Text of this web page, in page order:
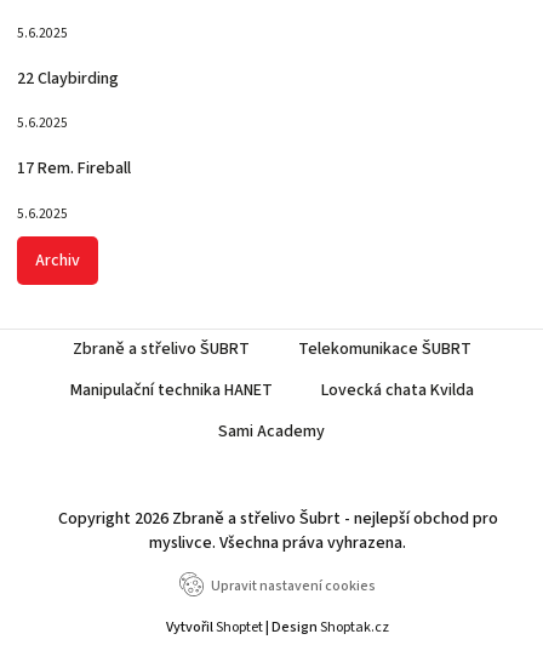
5.6.2025
22 Claybirding
5.6.2025
17 Rem. Fireball
5.6.2025
Archiv
Zbraně a střelivo ŠUBRT
Telekomunikace ŠUBRT
Manipulační technika HANET
Lovecká chata Kvilda
Sami Academy
Copyright 2026 Zbraně a střelivo Šubrt - nejlepší obchod pro
myslivce. Všechna práva vyhrazena.
Upravit nastavení cookies
VytvořilShoptet| DesignShoptak.cz